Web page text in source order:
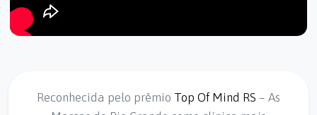
Reconhecida pelo prêmio Top Of Mind RS – As